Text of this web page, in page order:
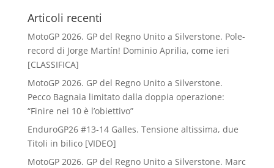
Articoli recenti
MotoGP 2026. GP del Regno Unito a Silverstone. Pole-
record di Jorge Martín! Dominio Aprilia, come ieri
[CLASSIFICA]
MotoGP 2026. GP del Regno Unito a Silverstone.
Pecco Bagnaia limitato dalla doppia operazione:
“Finire nei 10 è l’obiettivo”
EnduroGP26 #13-14 Galles. Tensione altissima, due
Titoli in bilico [VIDEO]
MotoGP 2026. GP del Regno Unito a Silverstone. Marc